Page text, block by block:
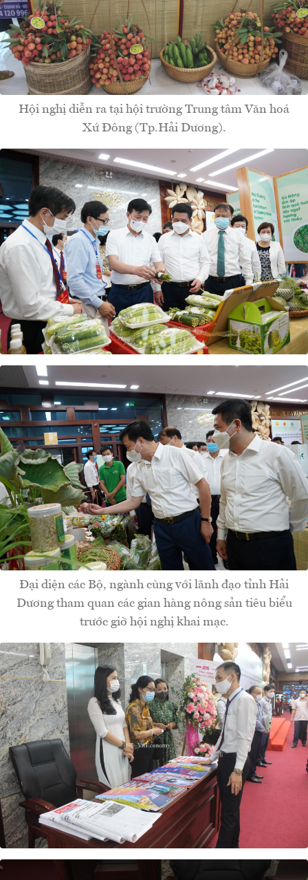
Hội nghị diễn ra tại hội trường Trung tâm Văn hoá
Xứ Đông (Tp.Hải Dương).
Đại diện các Bộ, ngành cùng với lãnh đạo tỉnh Hải
Dương tham quan các gian hàng nông sản tiêu biểu
trước giờ hội nghị khai mạc.